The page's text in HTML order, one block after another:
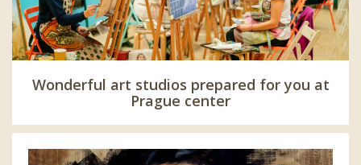
Wonderful art studios prepared for you at
Prague center